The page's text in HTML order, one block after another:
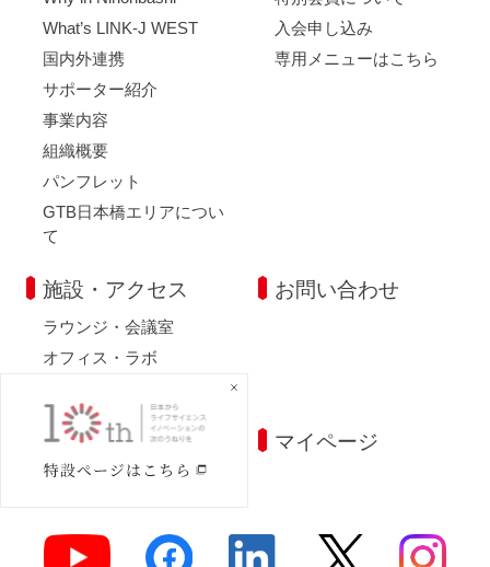
What’s LINK-J WEST
国内外連携
サポーター紹介
事業内容
組織概要
パンフレット
GTB日本橋エリアについ
て
入会申し込み
専用メニューはこちら
施設・アクセス
ラウンジ・会議室
オフィス・ラボ
お問い合わせ
イベントお知らせメ
ール登録
マイページ